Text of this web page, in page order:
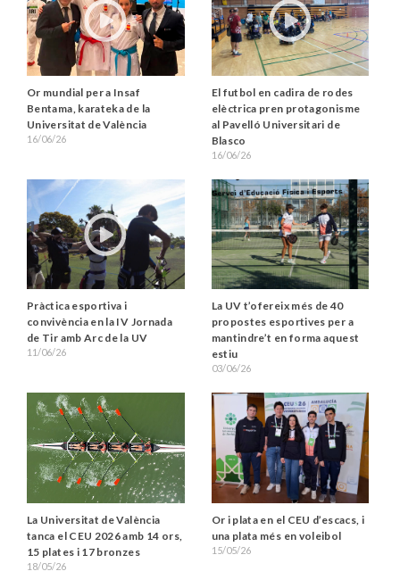
Or mundial per a Insaf
Bentama, karateka de la
Universitat de València
16/06/26
El futbol en cadira de rodes
elèctrica pren protagonisme
al Pavelló Universitari de
Blasco
16/06/26
Pràctica esportiva i
convivència en la IV Jornada
de Tir amb Arc de la UV
11/06/26
La UV t’ofereix més de 40
propostes esportives per a
mantindre’t en forma aquest
estiu
03/06/26
La Universitat de València
tanca el CEU 2026 amb 14 ors,
15 plates i 17 bronzes
18/05/26
Or i plata en el CEU d’escacs, i
una plata més en voleibol
15/05/26